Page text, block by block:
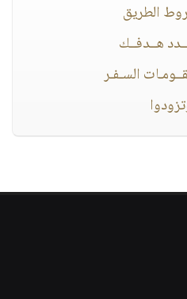
الطريق
هــدفــك
السـفـر